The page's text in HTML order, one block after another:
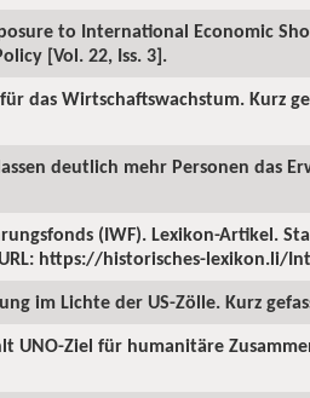
to International Economic
[Vol. 22, Iss. 3].
das Wirtschaftswachstum. Kurz
deutlich mehr Personen das
(IWF). Lexikon-Artikel.
https://historisches-lexikon.li/
im Lichte der US-Zölle. Kurz
UNO-Ziel für humanitäre